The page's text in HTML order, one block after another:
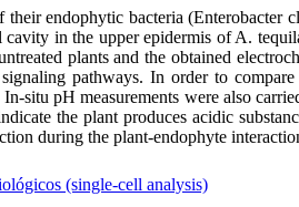
endophytic bacteria (Enterobacter
in the upper epidermis of A.
plants and the obtained
pathways. In order to
situ pH measurements were also
the plant produces acidic
during the plant-endophyte
(single-cell analysis)